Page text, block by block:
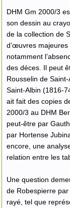
DHM Gm 2000/3
son dessin au
de la collection de
d’œuvres
notamment
des déces. Il peut
Rousselin de
Saint-Albin (1816-
ait fait des copies
2000/3 au DHM
peut-être par
par Hortense
encore, une
relation entre les
Une question
de Robespierre par
rayé, tel que